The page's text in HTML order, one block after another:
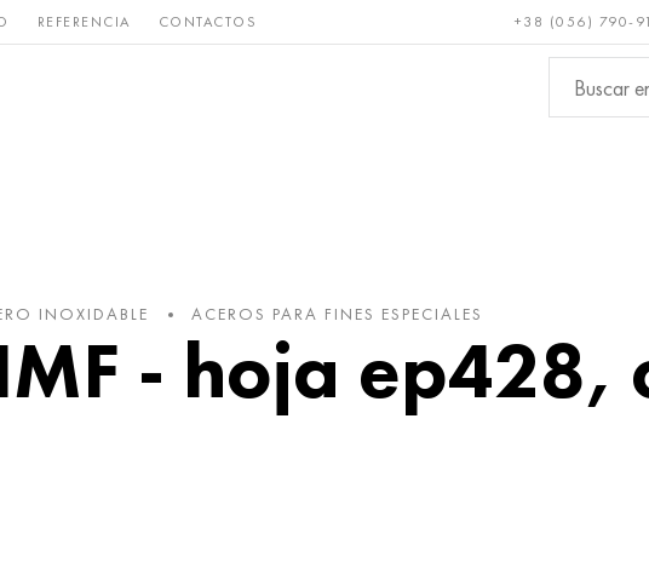
REFERENCIA CONTACTOS +38 (056) 790-
Raro y Bronce, cobre, Metales no
ferrosos
INOXIDABLE ACEROS PARA FINES ESPECIALES
- hoja ep428,